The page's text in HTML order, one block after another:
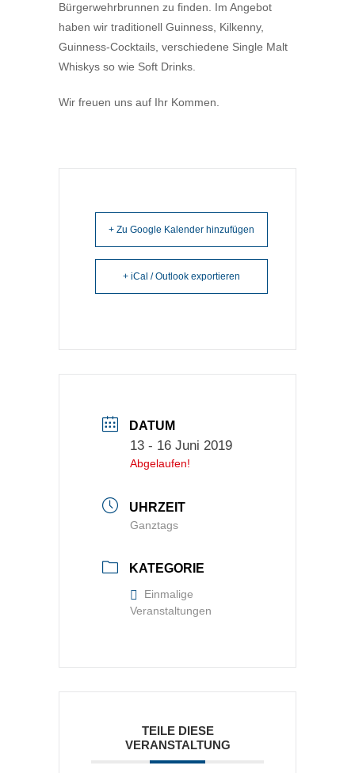
Bürgerwehrbrunnen zu finden. Im Angebot
haben wir traditionell Guinness, Kilkenny,
Guinness-Cocktails, verschiedene Single Malt
Whiskys so wie Soft Drinks.
Wir freuen uns auf Ihr Kommen.
+ Zu Google Kalender hinzufügen
+ iCal / Outlook exportieren
DATUM
13 - 16 Juni 2019
Abgelaufen!
UHRZEIT
Ganztags
KATEGORIE
Einmalige
Veranstaltungen
TEILE DIESE
VERANSTALTUNG